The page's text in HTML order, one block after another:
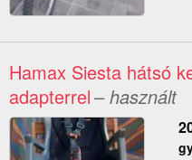
Hamax Siesta hátsó
adapterrel– használt